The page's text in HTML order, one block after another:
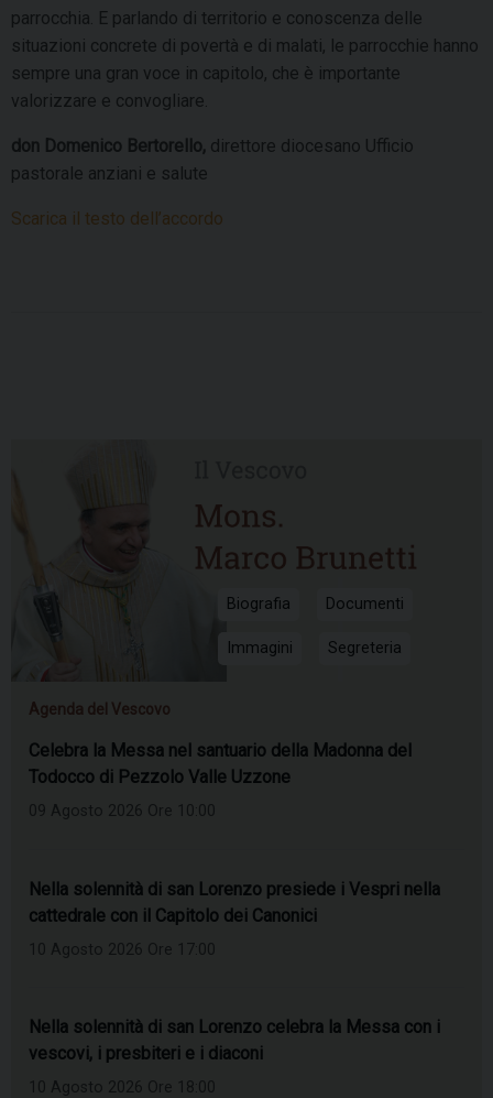
parrocchia. E parlando di territorio e conoscenza delle
situazioni concrete di povertà e di malati, le parrocchie hanno
sempre una gran voce in capitolo, che è importante
valorizzare e convogliare.
don Domenico Bertorello, direttore diocesano Ufficio
pastorale anziani e salute
Scarica il testo dell’accordo
Biografia Documenti
Immagini Segreteria
Agenda del Vescovo
Celebra la Messa nel santuario della Madonna del
Todocco di Pezzolo Valle Uzzone
09 Agosto 2026 Ore 10:00
Nella solennità di san Lorenzo presiede i Vespri nella
cattedrale con il Capitolo dei Canonici
10 Agosto 2026 Ore 17:00
Nella solennità di san Lorenzo celebra la Messa con i
vescovi, i presbiteri e i diaconi
10 Agosto 2026 Ore 18:00